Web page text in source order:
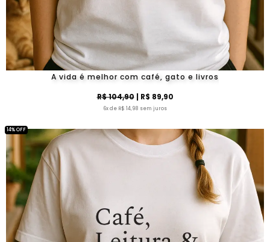
A vida é melhor com café, gato e livros
R$ 104,90| R$ 89,90
6x de R$ 14,98 sem juros
14% OFF